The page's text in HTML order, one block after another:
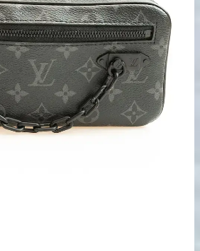
宅配買取の
お申込み